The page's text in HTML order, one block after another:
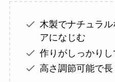
木製でナチュラ
アになじむ
作りがしっかり
高さ調節可能で長